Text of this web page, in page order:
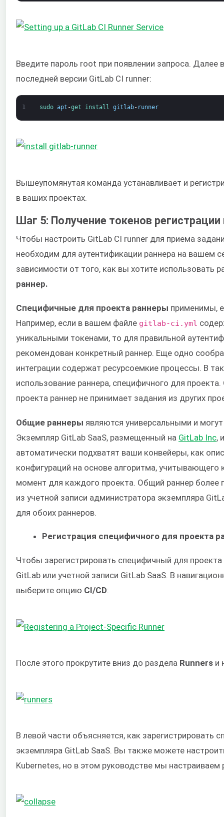
Введите пароль root при появлении запроса.
последней версии GitLab CI runner:
1 sudo apt -get install gitlab- runner
Вышеупомянутая команда устанавливает и
в ваших проектах.
Шаг 5: Получение токенов регистрации
Чтобы настроить GitLab CI runner для приема
необходим для аутентификации раннера на вашем
зависимости от того, как вы хотите использовать
раннер.
Специфичные для проекта раннеры применимы,
Например, если в вашем файле gitlab-ci.yml
уникальными токенами, то для правильной
рекомендован конкретный раннер. Еще одно
интеграции содержат ресурсоемкие процессы. В
использование раннера, специфичного для
проекта раннер не принимает задания из других
Общие раннеры являются универсальными и
Экземпляр GitLab SaaS, размещенный на GitLab Inc,
автоматически подхватят ваши конвейеры, как
конфигураций на основе алгоритма,
момент для каждого проекта. Общий раннер более
из учетной записи администратора экземпляра
для обоих раннеров.
Регистрация специфичного для проекта
Чтобы зарегистрировать специфичный для
GitLab или учетной записи GitLab SaaS. В
выберите опцию CI/CD:
После этого прокрутите вниз до раздела Runners и
В левой части объясняется, как зарегистрировать
экземпляра GitLab SaaS. Вы также можете
Kubernetes, но в этом руководстве мы настраиваем